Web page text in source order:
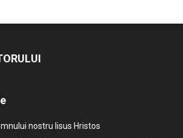
nostru Iisus Hristos